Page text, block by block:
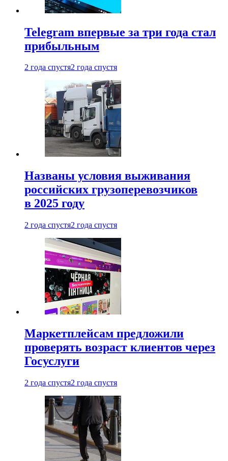
Telegram впервые за три года стал
прибыльным
2 года спустя2 года спустя
Названы условия выживания
российских грузоперевозчиков
в 2025 году
2 года спустя2 года спустя
Маркетплейсам предложили
проверять возраст клиентов через
Госуслуги
2 года спустя2 года спустя